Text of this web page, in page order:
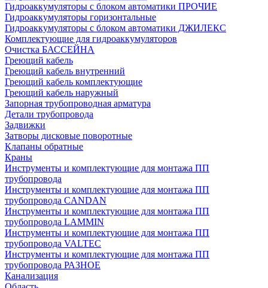
Гидроаккумуляторы с блоком автоматики ПРОЧИЕ
Гидроаккумуляторы горизонтальные
Гидроаккумуляторы с блоком автоматики ДЖИЛЕКС
Комплектующие для гидроаккумуляторов
Очистка БАССЕЙНА
Греющий кабель
Греющий кабель внутренний
Греющий кабель комплектующие
Греющий кабель наружный
Запорная трубопроводная арматура
Детали трубопровода
Задвижки
Затворы дисковые поворотные
Клапаны обратные
Краны
Инструменты и комплектующие для монтажа ПП
трубопровода
Инструменты и комплектующие для монтажа ПП
трубопровода CANDAN
Инструменты и комплектующие для монтажа ПП
трубопровода LAMMIN
Инструменты и комплектующие для монтажа ПП
трубопровода VALTEC
Инструменты и комплектующие для монтажа ПП
трубопровода РАЗНОЕ
Канализация